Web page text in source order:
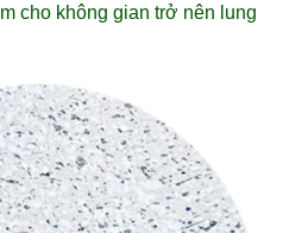
cho không gian trở nên lung